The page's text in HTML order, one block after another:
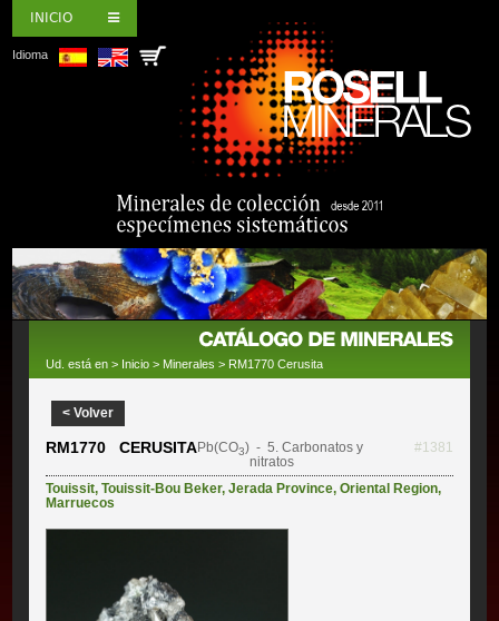
INICIO
Idioma
Ud. está en > Inicio > Minerales > RM1770 Cerusita
< Volver
RM1770 CERUSITAPb(CO3) - 5. Carbonatos y
nitratos
#1381
Touissit,Touissit-Bou Beker,Jerada Province,Oriental Region,
Marruecos